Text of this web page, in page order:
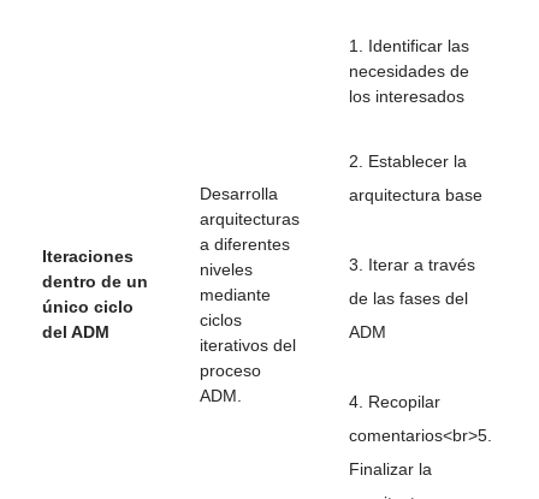
Iteraciones
dentro de un
único ciclo
del ADM
Desarrolla
arquitecturas
a diferentes
niveles
mediante
ciclos
iterativos del
proceso
ADM.
1. Identificar las
necesidades de
los interesados
2. Establecer la
arquitectura base
3. Iterar a través
de las fases del
ADM
4. Recopilar
comentarios<br>5.
Finalizar la